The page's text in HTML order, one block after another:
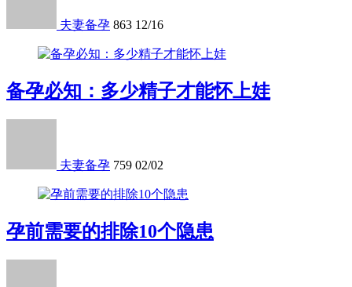
夫妻备孕 863 12/16
备孕必知：多少精子才能怀上娃
夫妻备孕 759 02/02
孕前需要的排除10个隐患